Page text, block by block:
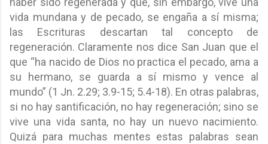
vida mundana y de pecado, se engaña a sí misma;
las Escrituras descartan tal concepto de
regeneración. Claramente nos dice San Juan que el
que “ha nacido de Dios no practica el pecado, ama a
su hermano, se guarda a sí mismo y vence al
mundo” (1 Jn. 2.29; 3.9-15; 5.4-18). En otras palabras,
si no hay santificación, no hay regeneración; sino se
vive una vida santa, no hay un nuevo nacimiento.
Quizá para muchas mentes estas palabras sean